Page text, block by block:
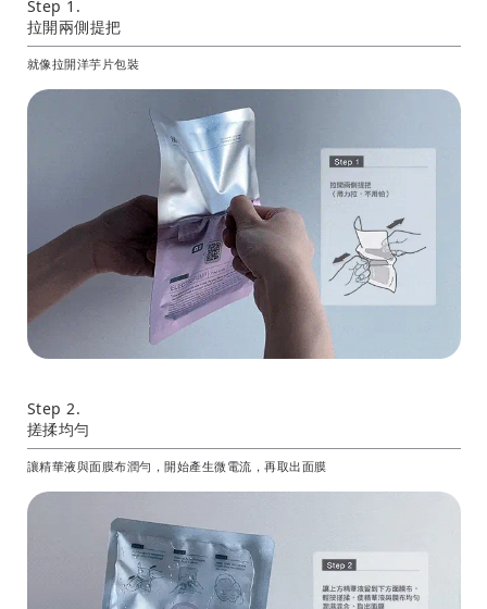
Step 1.
拉開兩側提把
就像拉開洋芋片包裝
Step 2.
搓揉均勻
讓精華液與面膜布潤勻，開始產生微電流，再取出面膜